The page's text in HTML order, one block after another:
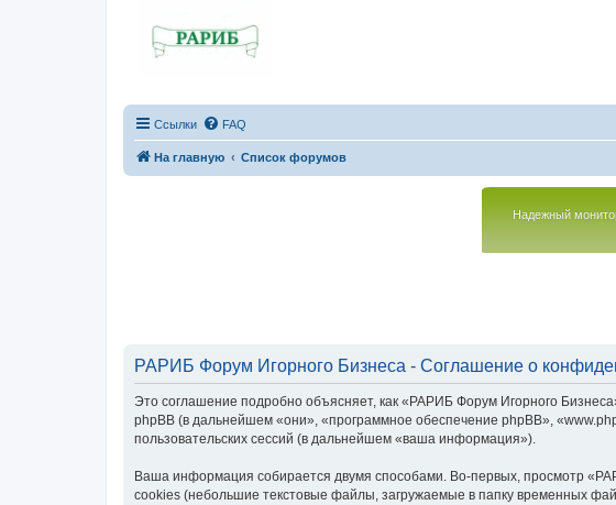
Ссылки FAQ
На главную Список форумов
Надежный
РАРИБ Форум Игорного Бизнеса - Соглашение о
Это соглашение подробно объясняет, как «РАРИБ Форум Игорного
phpBB (в дальнейшем «они», «программное обеспечение phpBB»,
пользовательских сессий (в дальнейшем «ваша информация»).
Ваша информация собирается двумя способами. Во-первых, просмотр
cookies (небольшие текстовые файлы, загружаемые в папку временных